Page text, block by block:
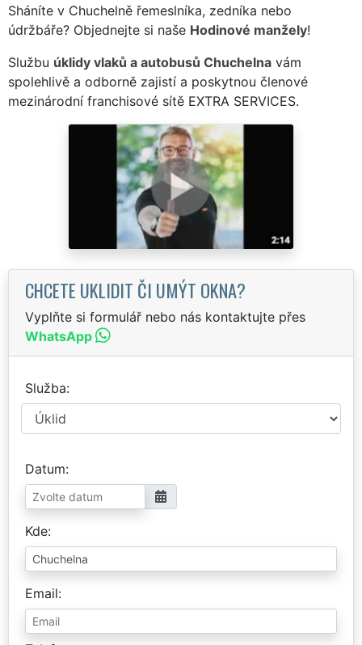
Sháníte v Chuchelně řemeslníka, zedníka nebo
údržbáře? Objednejte si naše Hodinové manžely!
Službu úklidy vlaků a autobusů Chuchelna vám
spolehlivě a odborně zajistí a poskytnou členové
mezinárodní franchisové sítě EXTRA SERVICES.
CHCETE UKLIDIT ČI UMÝT OKNA?
Vyplňte si formulář nebo nás kontaktujte přes
WhatsApp
Služba
Datum
Kde
Email